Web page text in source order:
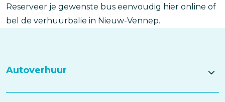
Reserveer je gewenste bus eenvoudig hier online of
bel de verhuurbalie in Nieuw-Vennep.
Autoverhuur